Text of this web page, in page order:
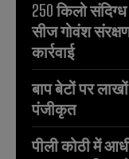
250 किलो
सीज गोवंश
कार्रवाई
बाप बेटों पर
पंजीकृत
पीली कोठी में